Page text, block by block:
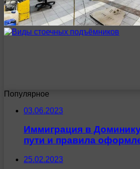
Популярное
03.06.2023
Иммиграция в
пути и правила
25.02.2023